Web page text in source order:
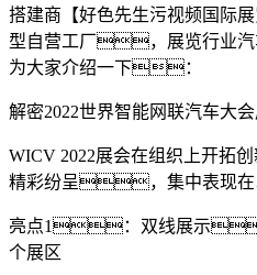
搭建商【好色先生污视频国际
型自营工厂，展览行业汽
为大家介绍一下：
解密2022世界智能网联汽车大
WICV 2022展会在组织上开
精彩纷呈，集中表现
亮点1：双线展示
个展区